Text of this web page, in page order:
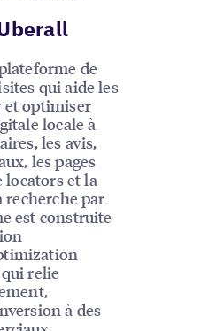
de
qui aide les
et optimiser
locale à
les avis,
les pages
locators et la
par
est construite
relie
à des